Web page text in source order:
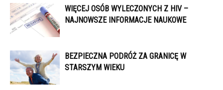
WIĘCEJ OSÓB WYLECZONYCH Z HIV –
NAJNOWSZE INFORMACJE NAUKOWE
BEZPIECZNA PODRÓŻ ZA GRANICĘ W
STARSZYM WIEKU